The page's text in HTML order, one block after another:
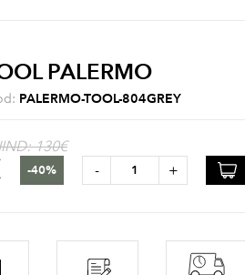
PALERMO
PALERMO-TOOL-804GREY
130€
-40% - +